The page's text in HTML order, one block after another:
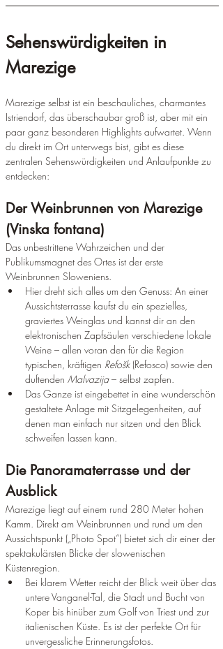
Sehenswürdigkeiten in
Marezige
Marezige selbst ist ein beschauliches, charmantes
Istriendorf, das überschaubar groß ist, aber mit ein
paar ganz besonderen Highlights aufwartet. Wenn
du direkt im Ort unterwegs bist, gibt es diese
zentralen Sehenswürdigkeiten und Anlaufpunkte zu
entdecken:
Der Weinbrunnen von Marezige
(Vinska fontana)
Das unbestrittene Wahrzeichen und der
Publikumsmagnet des Ortes ist der erste
Weinbrunnen Sloweniens.
Hier dreht sich alles um den Genuss: An einer
Aussichtsterrasse kaufst du ein spezielles,
graviertes Weinglas und kannst dir an den
elektronischen Zapfsäulen verschiedene lokale
Weine – allen voran den für die Region
typischen, kräftigen Refošk (Refosco) sowie den
duftenden Malvazija – selbst zapfen.
Das Ganze ist eingebettet in eine wunderschön
gestaltete Anlage mit Sitzgelegenheiten, auf
denen man einfach nur sitzen und den Blick
schweifen lassen kann.
Die Panoramaterrasse und der
Ausblick
Marezige liegt auf einem rund 280 Meter hohen
Kamm. Direkt am Weinbrunnen und rund um den
Aussichtspunkt („Photo Spot“) bietet sich dir einer der
spektakulärsten Blicke der slowenischen
Küstenregion.
Bei klarem Wetter reicht der Blick weit über das
untere Vanganel-Tal, die Stadt und Bucht von
Koper bis hinüber zum Golf von Triest und zur
italienischen Küste. Es ist der perfekte Ort für
unvergessliche Erinnerungsfotos.